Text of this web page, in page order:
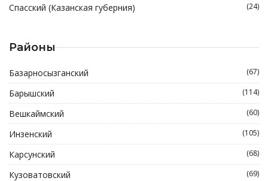
Спасский (Казанская губерния) (24)
Районы
Базарносызганский (67)
Барышский (114)
Вешкаймский (60)
Инзенский (105)
Карсунский (68)
Кузоватовский (69)